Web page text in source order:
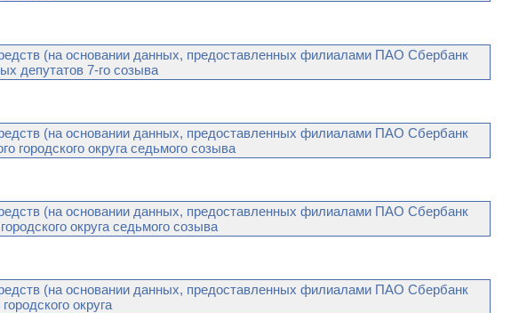
(на основании данных, предоставленных филиалами ПАО Сбербанк
депутатов 7-го созыва
(на основании данных, предоставленных филиалами ПАО Сбербанк
городского округа седьмого созыва
(на основании данных, предоставленных филиалами ПАО Сбербанк
округа седьмого созыва
(на основании данных, предоставленных филиалами ПАО Сбербанк
округа